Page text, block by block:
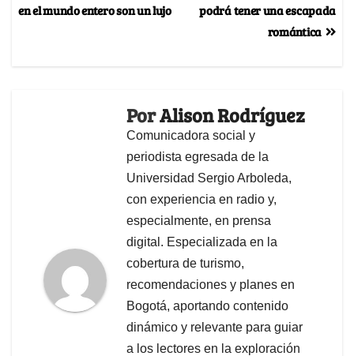
podrá tener una escapada
romántica
en el mundo entero son un lujo
PorAlison Rodríguez
Comunicadora social y
periodista egresada de la
Universidad Sergio Arboleda,
con experiencia en radio y,
especialmente, en prensa
digital. Especializada en la
cobertura de turismo,
recomendaciones y planes en
Bogotá, aportando contenido
dinámico y relevante para guiar
a los lectores en la exploración